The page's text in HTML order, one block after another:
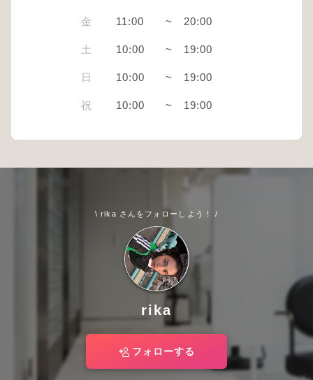
金 11:00 ~ 20:00
土 10:00 ~ 19:00
日 10:00 ~ 19:00
祝 10:00 ~ 19:00
\ rika さんをフォローしよう！ /
rika
フォローする